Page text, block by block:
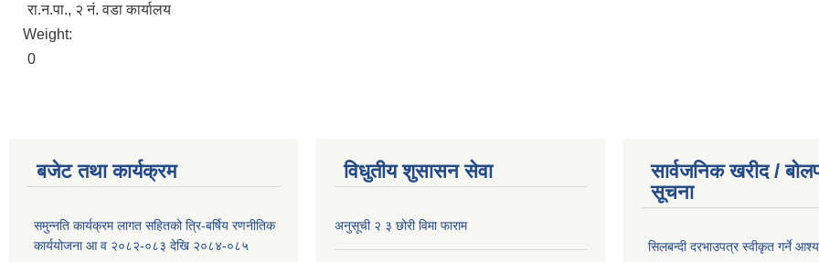
रा.न.पा., २ नं. वडा कार्यालय
Weight:
0
बजेट तथा कार्यक्रम
समुन्नति कार्यक्रम लागत सहितको त्रि-बर्षिय रणनीतिक
कार्ययोजना आ व २०८२-०८३ देखि २०८४-०८५
विधुतीय शुसासन सेवा
अनुसूची २ ३ छोरी विमा फाराम
सार्वजनिक खरीद /
सूचना
सिलबन्दी दरभाउपत्र स्वीकृत गर्ने